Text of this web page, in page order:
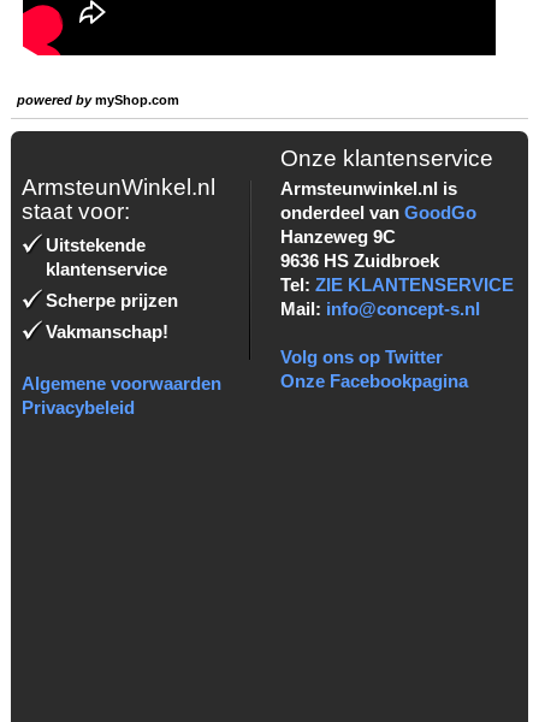
powered bymyShop.com
ArmsteunWinkel.nl
staat voor:
Uitstekende
klantenservice
Scherpe prijzen
Vakmanschap!
Algemene voorwaarden
Privacybeleid
Onze klantenservice
Armsteunwinkel.nl is
onderdeel van GoodGo
Hanzeweg 9C
9636 HS Zuidbroek
Tel: ZIE KLANTENSERVICE
Mail: info@concept-s.nl
Volg ons op Twitter
Onze Facebookpagina